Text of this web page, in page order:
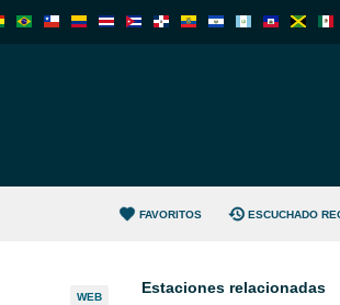
FAVORITOS ESCUCHADO
WEB
Estaciones relacionadas